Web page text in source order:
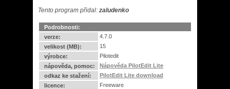
Tento program přidal: zaludenko
Podrobnosti:
verze:
4.7.0
velikost (MB):
15
výrobce:
Pilotedit
nápověda, pomoc:
Nápověda PilotEdit Lite
odkaz ke stažení:
PilotEdit Lite download
licence:
Freeware